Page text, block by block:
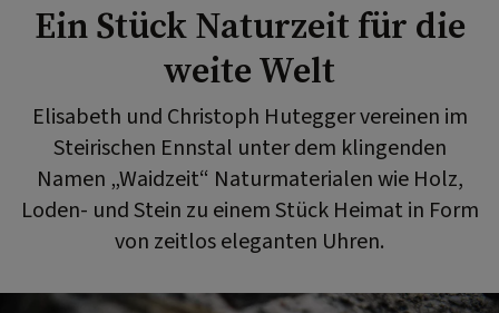
Ein Stück Naturzeit für die
weite Welt
Elisabeth und Christoph Hutegger vereinen im
Steirischen Ennstal unter dem klingenden
Namen „Waidzeit“ Naturmaterialen wie Holz,
Loden- und Stein zu einem Stück Heimat in Form
von zeitlos eleganten Uhren.